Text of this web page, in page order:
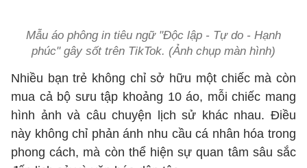
Mẫu áo phông in tiêu ngữ "Độc lập - Tự do - Hạnh
phúc" gây sốt trên TikTok. (Ảnh chụp màn hình)
Nhiều bạn trẻ không chỉ sở hữu một chiếc mà còn
mua cả bộ sưu tập khoảng 10 áo, mỗi chiếc mang
hình ảnh và câu chuyện lịch sử khác nhau. Điều
này không chỉ phản ánh nhu cầu cá nhân hóa trong
phong cách, mà còn thể hiện sự quan tâm sâu sắc